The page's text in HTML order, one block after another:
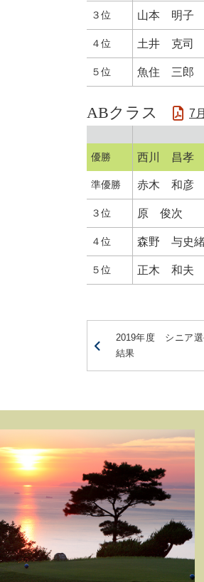
３位 山本 明子
４位 土井 克司
５位 魚住 三郎
ABクラス 7
優勝
西川 昌孝
準優勝 赤木 和彦
３位 原 俊次
４位 森野 与史
５位 正木 和夫
2019年度 シニア
結果